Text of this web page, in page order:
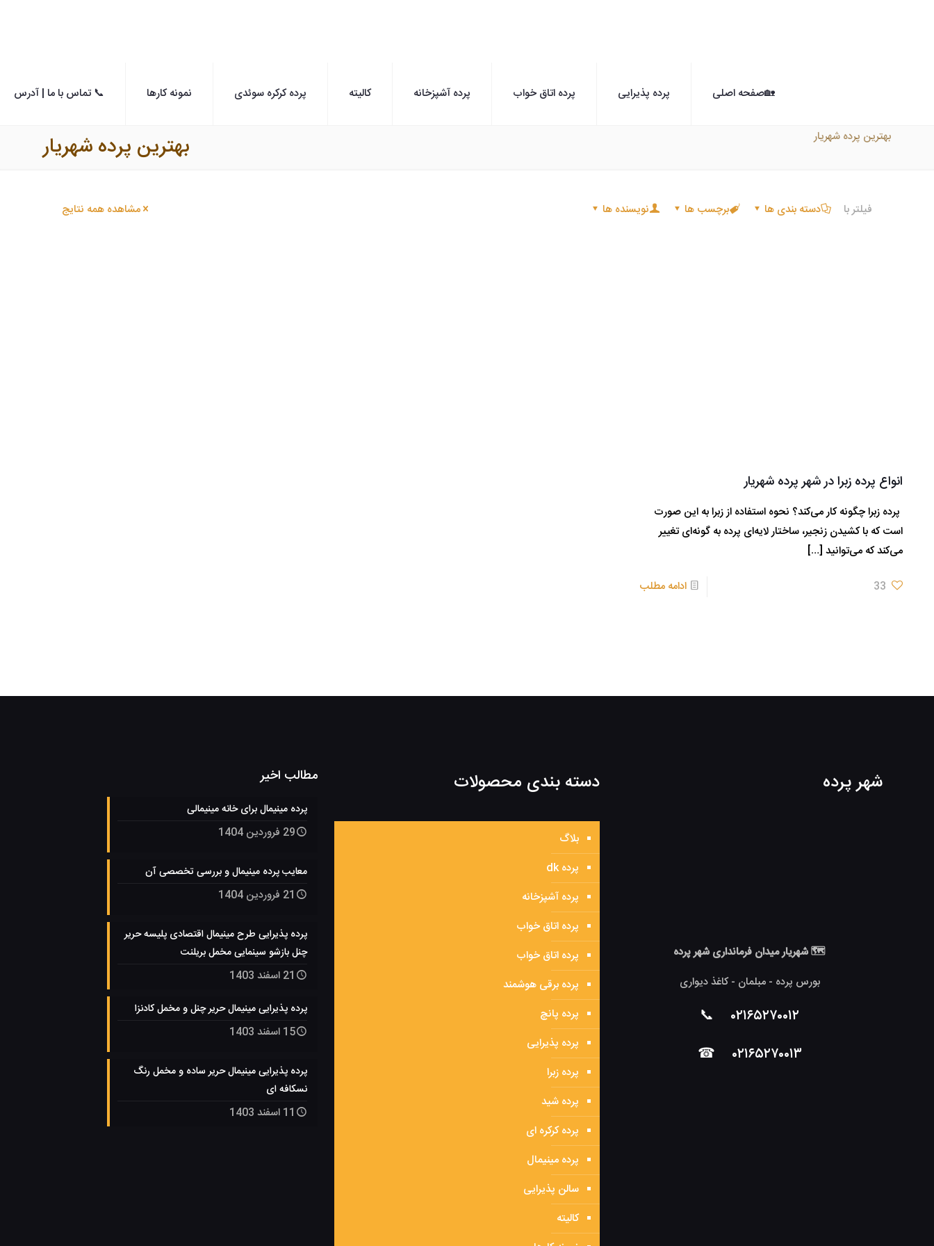
🏡صفحه اصلی پرده پذیرایی پرده اتاق خواب پرده آشپزخانه کالیته پرده کرکره سوئدی نمونه کارها 📞 تماس با ما | آدرس
بهترین پرده شهریار بهترین پرده شهریار
فیلتر با دسته بندی ها برچسب ها نویسنده ها مشاهده همه نتایج
انواع پرده زبرا در شهر پرده شهریار
پرده زبرا چگونه کار می‌کند؟ نحوه استفاده از زبرا به این صورت
است که با کشیدن زنجیر، ساختار لایه‌ای پرده به گونه‌ای تغییر
می‌کند که می‌توانید […]
33 ادامه مطلب
شهر پرده
🗺 شهریار میدان فرمانداری شهر پرده
بورس پرده - مبلمان - کاغذ دیواری
۰۲۱۶۵۲۷۰۰۱۲ 📞
۰۲۱۶۵۲۷۰۰۱۳ ☎
دسته بندی محصولات
بلاگ
پرده dk
پرده آشپزخانه
پرده اتاق خواب
پرده اتاق خواب
پرده برقی هوشمند
پرده پانچ
پرده پذیرایی
پرده زبرا
پرده شید
پرده کرکره ای
پرده مینیمال
سالن پذیرایی
کالیته
مطالب اخیر
پرده مینیمال برای خانه مینیمالی
29 فروردین 1404
معایب پرده مینیمال و بررسی تخصصی آن
21 فروردین 1404
پرده پذیرایی طرح مینیمال اقتصادی پلیسه حریر
چنل بازشو سینمایی مخمل بریلنت
21 اسفند 1403
پرده پذیرایی مینیمال حریر چنل و مخمل کادنزا
15 اسفند 1403
پرده پذیرایی مینیمال حریر ساده و مخمل رنگ
نسکافه ای
11 اسفند 1403